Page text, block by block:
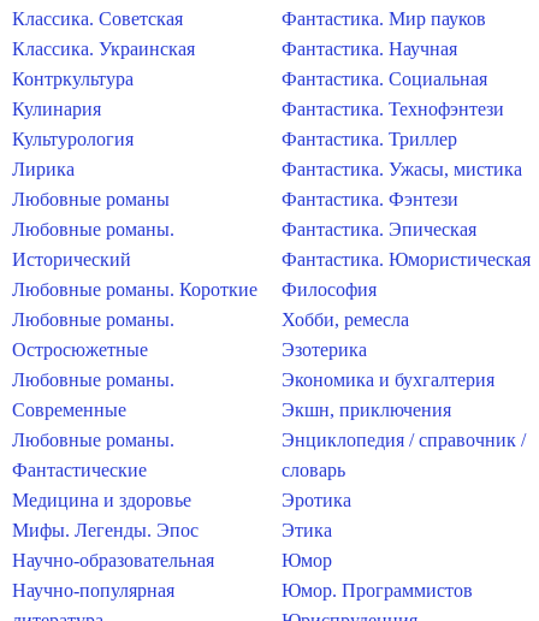
Классика. Советская
Классика. Украинская
Контркультура
Кулинария
Культурология
Лирика
Любовные романы
Любовные романы.
Исторический
Любовные романы. Короткие
Любовные романы.
Остросюжетные
Любовные романы.
Современные
Любовные романы.
Фантастические
Медицина и здоровье
Мифы. Легенды. Эпос
Научно-образовательная
Научно-популярная
Фантастика. Мир пауков
Фантастика. Научная
Фантастика. Социальная
Фантастика. Технофэнтези
Фантастика. Триллер
Фантастика. Ужасы, мистика
Фантастика. Фэнтези
Фантастика. Эпическая
Фантастика. Юмористическая
Философия
Хобби, ремесла
Эзотерика
Экономика и бухгалтерия
Экшн, приключения
Энциклопедия / справочник /
словарь
Эротика
Этика
Юмор
Юмор. Программистов